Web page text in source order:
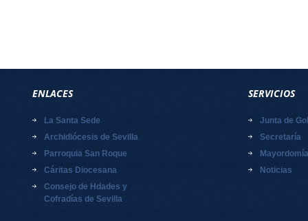
ENLACES
La Santa Sede
Archidiócesis de Sevilla
Parroquia San Roque
Cáritas Diocesana
Consejo de Hdades y
Cofradías de Sevilla
SERVICIOS
Junta de
Secretaría
Mayordomía
Noticias